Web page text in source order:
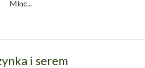
i serem